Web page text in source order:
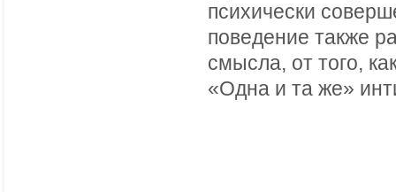
психически
поведение также
смысла, от того,
«Одна и та же»